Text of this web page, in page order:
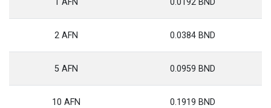
1 AFN 0.0192 BND
2 AFN 0.0384 BND
5 AFN 0.0959 BND
10 AFN 0.1919 BND